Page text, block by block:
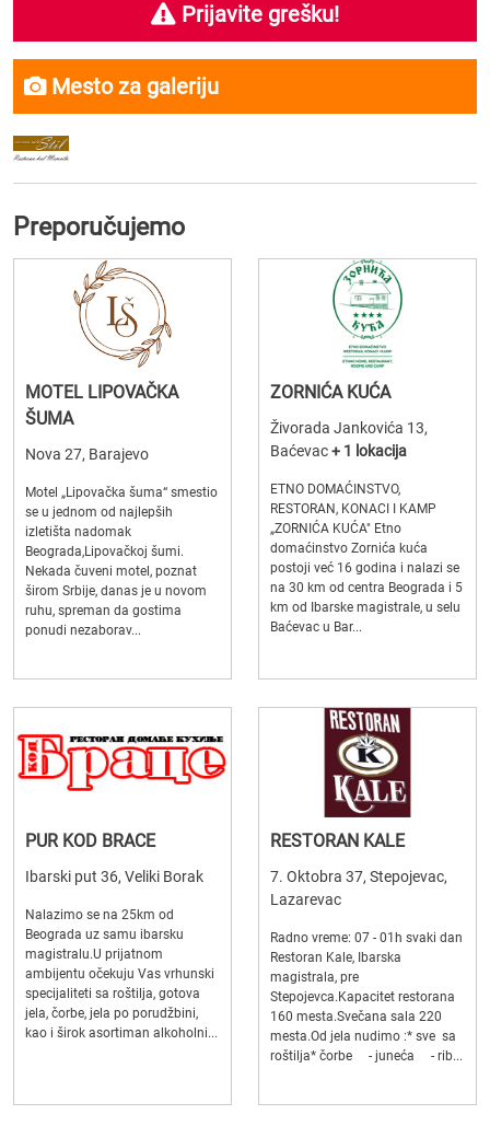
Prijavite grešku!
Mesto za galeriju
Preporučujemo
MOTEL LIPOVAČKA
ŠUMA
Nova 27, Barajevo
Motel „Lipovačka šuma“ smestio
se u jednom od najlepših
izletišta nadomak
Beograda,Lipovačkoj šumi.
Nekada čuveni motel, poznat
širom Srbije, danas je u novom
ruhu, spreman da gostima
ponudi nezaborav...
ZORNIĆA KUĆA
Živorada Jankovića 13,
Baćevac+ 1 lokacija
ETNO DOMAĆINSTVO,
RESTORAN, KONACI I KAMP
„ZORNIĆA KUĆA" Etno
domaćinstvo Zornića kuća
postoji već 16 godina i nalazi se
na 30 km od centra Beograda i 5
km od Ibarske magistrale, u selu
Baćevac u Bar...
PUR KOD BRACE
Ibarski put 36, Veliki Borak
Nalazimo se na 25km od
Beograda uz samu ibarsku
magistralu.U prijatnom
ambijentu očekuju Vas vrhunski
specijaliteti sa roštilja, gotova
jela, čorbe, jela po porudžbini,
kao i širok asortiman alkoholni...
RESTORAN KALE
7. Oktobra 37, Stepojevac,
Lazarevac
Radno vreme: 07 - 01h svaki dan
Restoran Kale, Ibarska
magistrala, pre
Stepojevca.Kapacitet restorana
160 mesta.Svečana sala 220
mesta.Od jela nudimo :* sve sa
roštilja* čorbe - juneća - rib...